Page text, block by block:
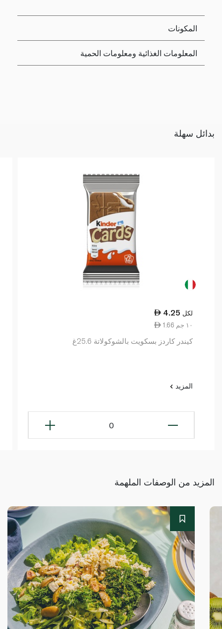
المكونات
المعلومات الغذائية ومعلومات الحمية
بدائل سهلة
4.25 لكل
1.66 ١٠ جم
كيندر كاردز بسكويت بالشوكولاتة 25.6غ
المزيد
0
المزيد من الوصفات الملهمة